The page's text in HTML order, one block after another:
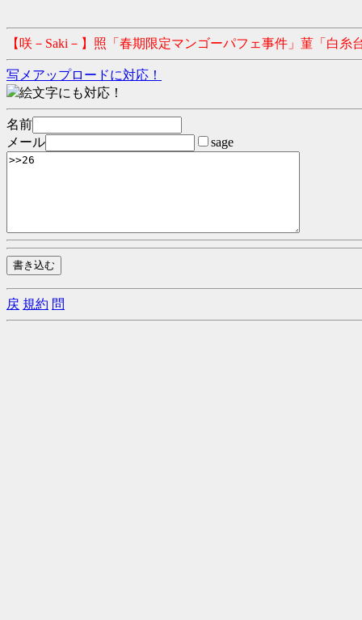
【咲－Saki－】照「春期限定マンゴーパフェ事件」菫「白糸
写メアップロードに対応！
絵文字にも対応！
名前
メール
sage
戻 規約 問